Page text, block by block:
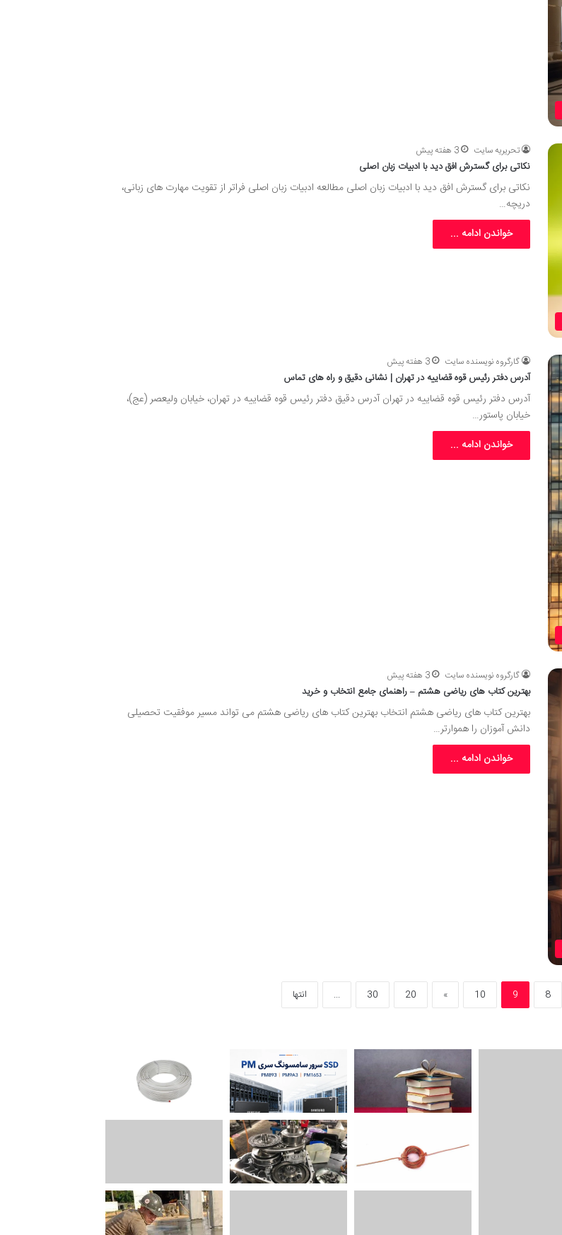
تحریریه سایت 3 هفته پیش
نکاتی برای گسترش افق دید با ادبیات زبان اصلی
نکاتی برای گسترش افق دید با ادبیات زبان اصلی مطالعه ادبیات زبان اصلی فراتر از تقویت مهارت های زبانی،
دریچه…
خواندن ادامه ...
گارگروه نویسنده سایت 3 هفته پیش
آدرس دفتر رئیس قوه قضاییه در تهران | نشانی دقیق و راه های تماس
آدرس دفتر رئیس قوه قضاییه در تهران آدرس دقیق دفتر رئیس قوه قضاییه در تهران، خیابان ولیعصر (عج)،
خیابان پاستور…
خواندن ادامه ...
گارگروه نویسنده سایت 3 هفته پیش
بهترین کتاب های ریاضی هشتم – راهنمای جامع انتخاب و خرید
بهترین کتاب های ریاضی هشتم انتخاب بهترین کتاب های ریاضی هشتم می تواند مسیر موفقیت تحصیلی
دانش آموزان را هموارتر…
خواندن ادامه ...
8
9
10
»
20
30
... انتها